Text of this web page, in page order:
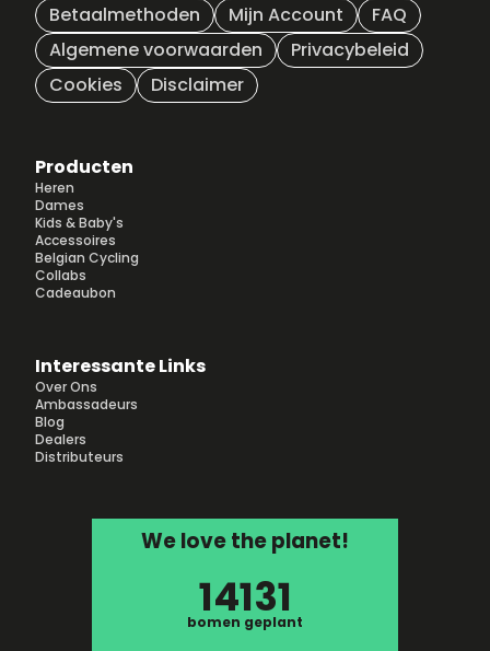
Betaalmethoden
Mijn Account
FAQ
Algemene voorwaarden
Privacybeleid
Cookies
Disclaimer
Producten
Heren
Dames
Kids & Baby's
Accessoires
Belgian Cycling
Collabs
Cadeaubon
Interessante Links
Over Ons
Ambassadeurs
Blog
Dealers
Distributeurs
We love the planet!
14131
bomen geplant